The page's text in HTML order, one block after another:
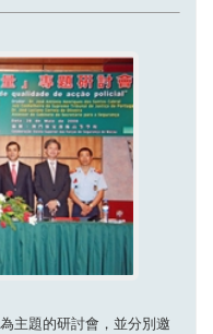
主題的研討會，並分別邀